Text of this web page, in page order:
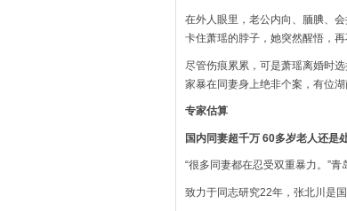
在外人眼里，老公内向、腼腆、
卡住萧瑶的脖子，她突然醒悟，
尽管伤痕累累，可是萧瑶离婚时
家暴在同妻身上绝非个案，有位
专家估算
国内同妻超千万 60多岁老人还是
“很多同妻都在忍受双重暴力。”青
致力于同志研究22年，张北川是